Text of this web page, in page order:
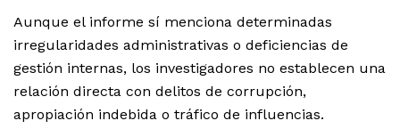
Aunque el informe sí menciona determinadas
irregularidades administrativas o deficiencias de
gestión internas, los investigadores no establecen una
relación directa con delitos de corrupción,
apropiación indebida o tráfico de influencias.